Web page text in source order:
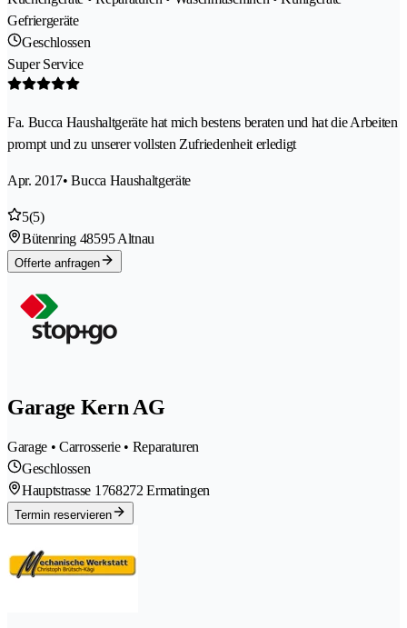
Gefriergeräte
Geschlossen
Super Service
Fa. Bucca Haushaltgeräte hat mich bestens beraten und hat die Arbeiten
prompt und zu unserer vollsten Zufriedenheit erledigt
Apr. 2017• Bucca Haushaltgeräte
5(5)
Bütenring 48595 Altnau
Offerte anfragen
Garage Kern AG
Garage • Carrosserie • Reparaturen
Geschlossen
Hauptstrasse 1768272 Ermatingen
Termin reservieren